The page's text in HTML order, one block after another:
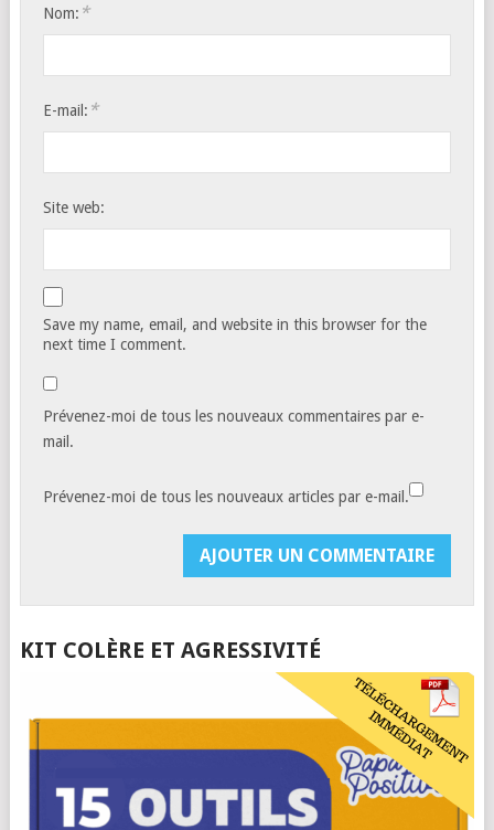
Nom: *
E-mail: *
Site web:
Save my name, email, and website in this browser for the
next time I comment.
Prévenez-moi de tous les nouveaux commentaires par e-
mail.
Prévenez-moi de tous les nouveaux articles par e-mail.
KIT COLÈRE ET AGRESSIVITÉ